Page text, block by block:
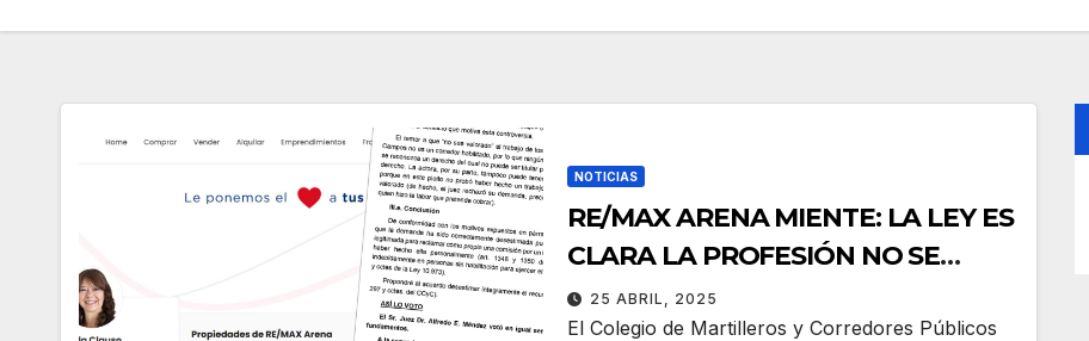
NOTICIAS
RE/MAX ARENA MIENTE: LA LEY ES
CLARA LA PROFESIÓN NO SE
DELEGA
25 ABRIL, 2025
El Colegio de Martilleros y Corredores Públicos